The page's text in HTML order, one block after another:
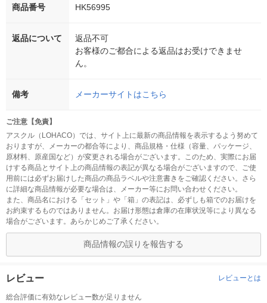
商品番号 HK56995
返品について
返品不可
お客様のご都合による返品はお受けできませ
ん。
備考 メーカーサイトはこちら
ご注意【免責】
アスクル（LOHACO）では、サイト上に最新の商品情報を表示するよう努めて
おりますが、メーカーの都合等により、商品規格・仕様（容量、パッケージ、
原材料、原産国など）が変更される場合がございます。このため、実際にお届
けする商品とサイト上の商品情報の表記が異なる場合がございますので、ご使
用前には必ずお届けした商品の商品ラベルや注意書きをご確認ください。さら
に詳細な商品情報が必要な場合は、メーカー等にお問い合わせください。
また、商品名における「セット」や「箱」の表記は、必ずしも箱でのお届けを
お約束するものではありません。お届け形態は倉庫の在庫状況等により異なる
場合がございます。あらかじめご了承ください。
商品情報の誤りを報告する
レビュー レビューとは
総合評価に有効なレビュー数が足りません